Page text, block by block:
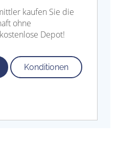
kaufen Sie die
ohne
Depot!
Konditionen